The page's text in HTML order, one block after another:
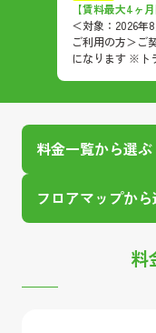
【賃料最大4ヶ
＜対象：2026年
ご利用の方＞ご
になります ※ト
料金一覧から選ぶ
フロアマップか
料